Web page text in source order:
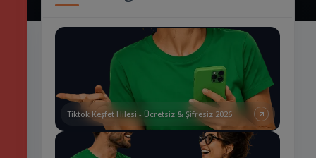
Tiktok Keşfet Hilesi - Ücretsiz & Şifresiz 2026